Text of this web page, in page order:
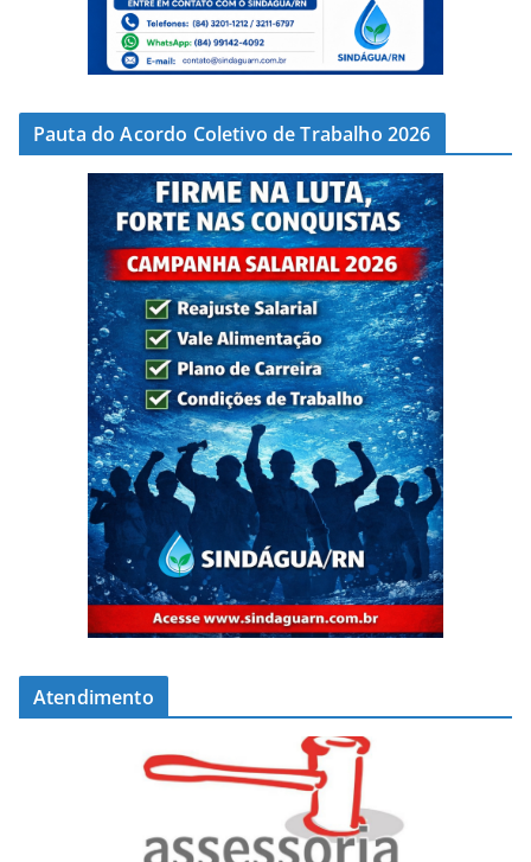
Pauta do Acordo Coletivo de Trabalho 2026
Atendimento